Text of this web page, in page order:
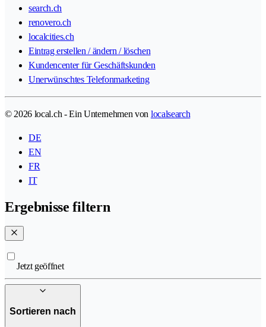
search.ch
renovero.ch
localcities.ch
Eintrag erstellen / ändern / löschen
Kundencenter für Geschäftskunden
Unerwünschtes Telefonmarketing
© 2026 local.ch - Ein Unternehmen von localsearch
DE
EN
FR
IT
Ergebnisse filtern
Jetzt geöffnet
Sortieren nach